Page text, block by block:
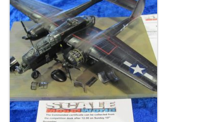
Kalendář soutěží
Pravidla bodovacích soutěží
Bodovací pravidla – zkrácená
Pravidla porovnávacích soutěží
Reportáže
O nás